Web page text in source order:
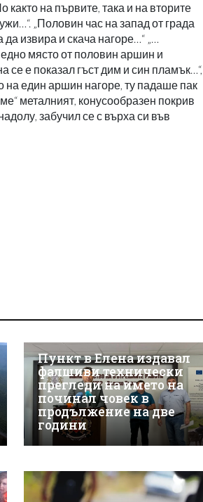
на първите, така и на вторите
„Половин час на запад от града
извира и скача нагоре…“ „…
място от половин аршин и
е показал гъст дим и син пламък…“,
на един аршин нагоре, ту падаше пак
металният, конусообразен покрив
забучил се с върха си във
Пункт в Елена издавал
фалшиви технически
прегледи на името на
починал човек в
продължение на две
години